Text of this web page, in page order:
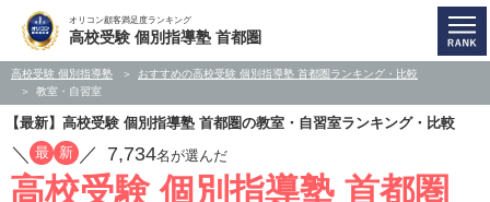
オリコン顧客満足度ランキング
高校受験 個別指導塾 首都圏
高校受験 個別指導塾
おすすめの高校受験 個別指導塾 首都圏ランキング・比較
教室・自習室
【最新】高校受験 個別指導塾 首都圏の教室・自習室ランキング・比較
／ 最 新 ／ 7,734名が選んだ
高校受験 個別指導塾 首都圏